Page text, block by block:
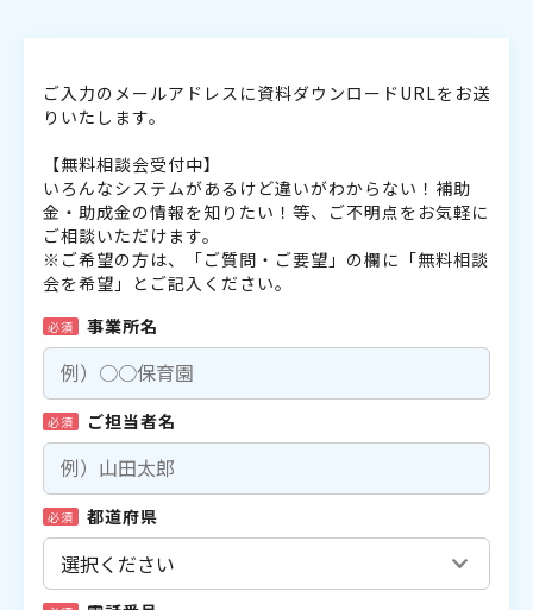
ご入力のメールアドレスに資料ダウンロードURLをお送
りいたします。
【無料相談会受付中】
いろんなシステムがあるけど違いがわからない！補助
金・助成金の情報を知りたい！等、ご不明点をお気軽に
ご相談いただけます。
※ご希望の方は、「ご質問・ご要望」の欄に「無料相談
会を希望」とご記入ください。
必須 事業所名
必須 ご担当者名
必須 都道府県